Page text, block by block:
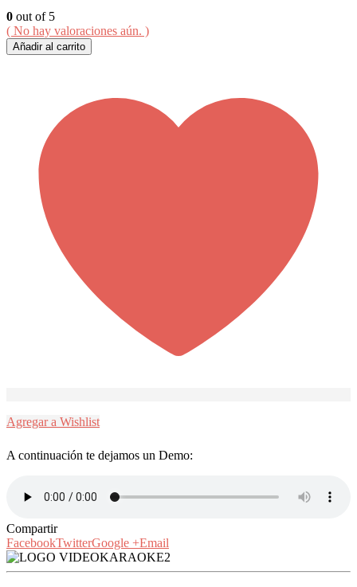
0 out of 5
( No hay valoraciones aún. )
Añadir al carrito
Agregar a Wishlist
A continuación te dejamos un Demo:
Compartir
FacebookTwitterGoogle +Email